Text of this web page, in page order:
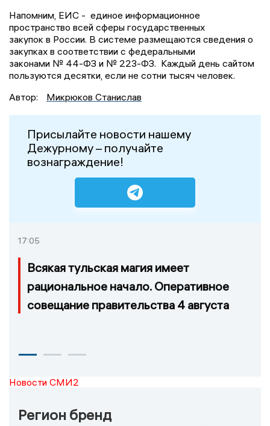
Напомним, ЕИС - единое информационное
пространство всей сферы государственных
закупок в России. В системе размещаются сведения о
закупках в соответствии с федеральными
законами № 44-ФЗ и № 223-ФЗ. Каждый день сайтом
пользуются десятки, если не сотни тысяч человек.
Автор:
Микрюков Станислав
Присылайте новости нашему
Дежурному – получайте
вознаграждение!
17:05
Всякая тульская магия имеет
рациональное начало. Оперативное
совещание правительства 4 августа
Новости СМИ2
Регион бренд